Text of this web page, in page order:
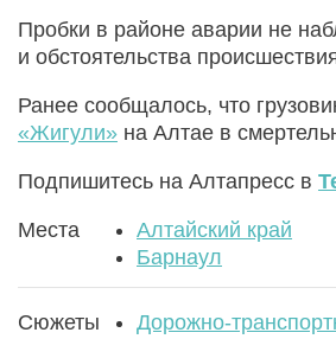
Пробки в районе аварии не
и обстоятельства
Ранее сообщалось, что
«Жигули» на Алтае в
Подпишитесь на Алтапресс в
Места
Алтайский край
Барнаул
Сюжеты
Дорожно-